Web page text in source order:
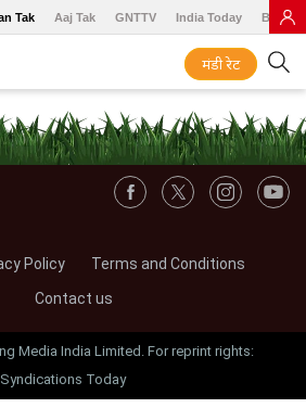
Tak Aaj Tak GNTTV India Today BT
मंडी रेट
Policy
Terms and Conditions
Contact us
Media India Limited. For reprint rights:
Syndications Today